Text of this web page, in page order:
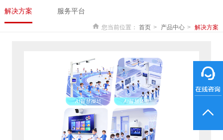
关于鸿合
企业动态
联系我们
监督举报
鸿合海外
解决方案 服务平台
您当前位置： 首页 产品中心 解决方案